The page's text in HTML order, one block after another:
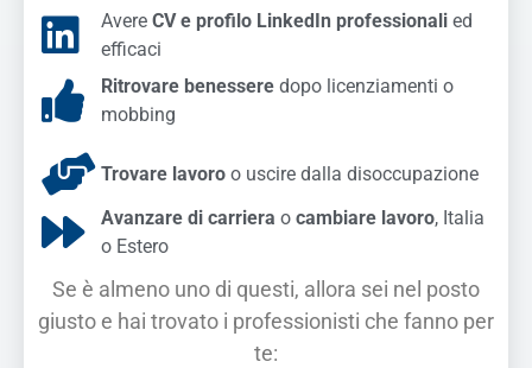
Avere CV e profilo LinkedIn professionali ed
efficaci
Ritrovare benessere dopo licenziamenti o
mobbing
Trovare lavoro o uscire dalla disoccupazione
Avanzare di carriera o cambiare lavoro, Italia
o Estero
Se è almeno uno di questi, allora sei nel posto
giusto e hai trovato i professionisti che fanno per
te: